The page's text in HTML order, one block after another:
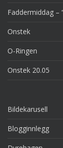
Faddermiddag –
Onstek
O-Ringen
Onstek 20.05
Bildekarusell
Blogginnlegg